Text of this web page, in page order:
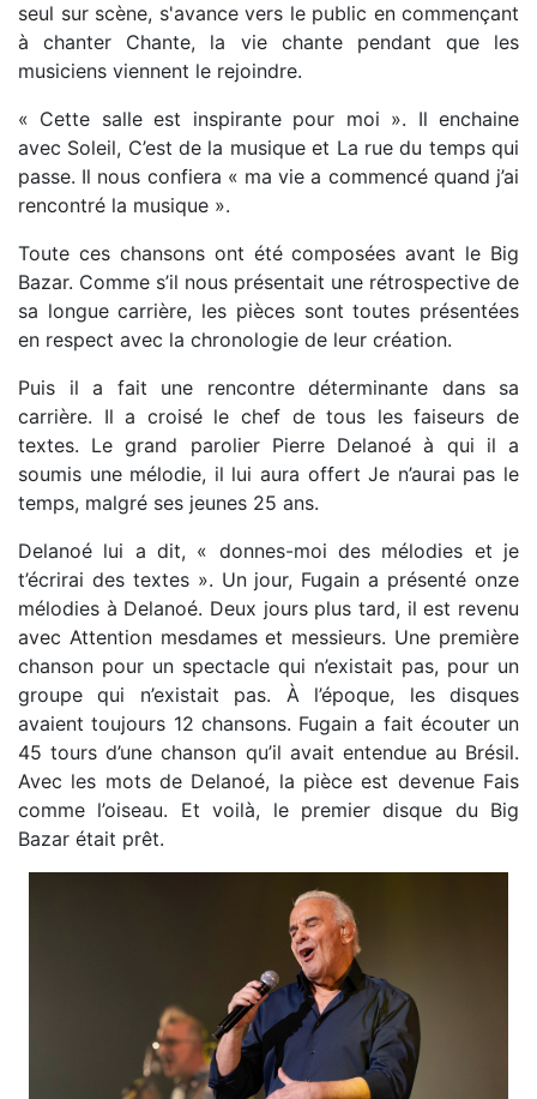
seul sur scène, s'avance vers le public en commençant
à chanter Chante, la vie chante pendant que les
musiciens viennent le rejoindre.
« Cette salle est inspirante pour moi ». Il enchaine
avec Soleil, C’est de la musique et La rue du temps qui
passe. Il nous confiera « ma vie a commencé quand j’ai
rencontré la musique ».
Toute ces chansons ont été composées avant le Big
Bazar. Comme s’il nous présentait une rétrospective de
sa longue carrière, les pièces sont toutes présentées
en respect avec la chronologie de leur création.
Puis il a fait une rencontre déterminante dans sa
carrière. Il a croisé le chef de tous les faiseurs de
textes. Le grand parolier Pierre Delanoé à qui il a
soumis une mélodie, il lui aura offert Je n’aurai pas le
temps, malgré ses jeunes 25 ans.
Delanoé lui a dit, « donnes-moi des mélodies et je
t’écrirai des textes ». Un jour, Fugain a présenté onze
mélodies à Delanoé. Deux jours plus tard, il est revenu
avec Attention mesdames et messieurs. Une première
chanson pour un spectacle qui n’existait pas, pour un
groupe qui n’existait pas. À l’époque, les disques
avaient toujours 12 chansons. Fugain a fait écouter un
45 tours d’une chanson qu’il avait entendue au Brésil.
Avec les mots de Delanoé, la pièce est devenue Fais
comme l’oiseau. Et voilà, le premier disque du Big
Bazar était prêt.